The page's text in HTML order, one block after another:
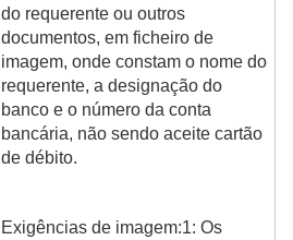
do requerente ou outros
documentos, em ficheiro de
imagem, onde constam o nome do
requerente, a designação do
banco e o número da conta
bancária, não sendo aceite cartão
de débito.
Exigências de imagem:1: Os